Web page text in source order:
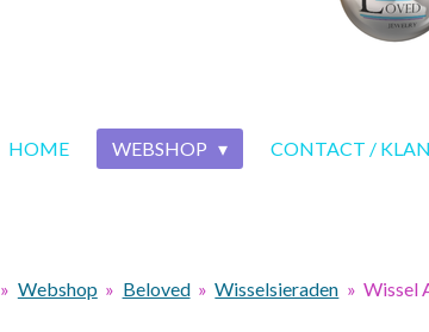
HOME WEBSHOP CONTACT /
» Webshop » Beloved » Wisselsieraden » Wissel